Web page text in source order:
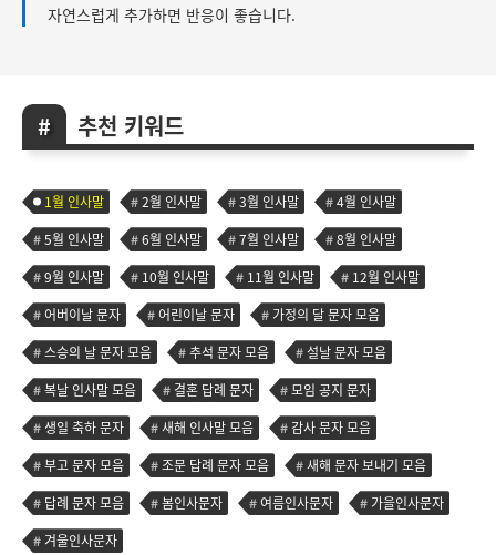
자연스럽게 추가하면 반응이 좋습니다.
추천 키워드
1월 인사말 2월 인사말 3월 인사말
4월 인사말
5월 인사말
6월 인사말 7월 인사말
8월 인사말
9월 인사말
10월 인사말 11월 인사말
12월 인사말
어버이날 문자
어린이날 문자
가정의 달 문자 모음
스승의 날 문자 모음
추석 문자 모음
설날 문자 모음
복날 인사말 모음
결혼 답례 문자
모임 공지 문자
생일 축하 문자
새해 인사말 모음
감사 문자 모음
부고 문자 모음
조문 답례 문자 모음
새해 문자 보내기 모음
답례 문자 모음
봄인사문자 여름인사문자
가을인사문자
겨울인사문자